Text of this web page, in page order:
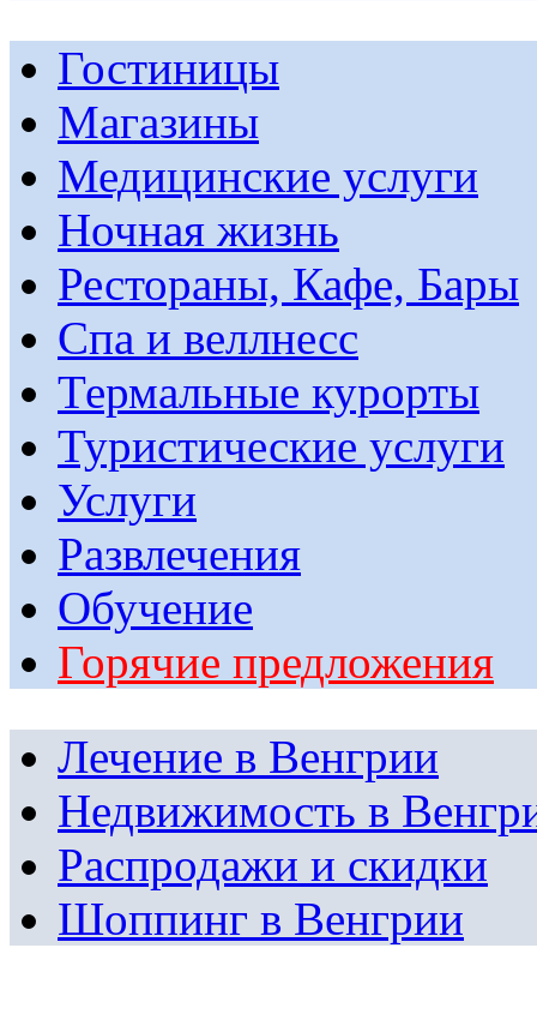
Гостиницы
Магазины
Медицинские услуги
Ночная жизнь
Рестораны, Кафе, Бары
Спа и веллнесс
Термальные курорты
Туристические услуги
Услуги
Развлечения
Обучение
Горячие предложения
Лечение в Венгрии
Недвижимость в
Распродажи и скидки
Шоппинг в Венгрии